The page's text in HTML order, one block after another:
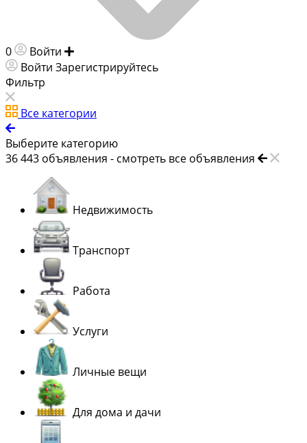
0 Войти
Войти Зарегистрируйтесь
Фильтр
Все категории
Выберите категорию
36 443 объявления - смотреть все объявления
Недвижимость
Транспорт
Работа
Услуги
Личные вещи
Для дома и дачи